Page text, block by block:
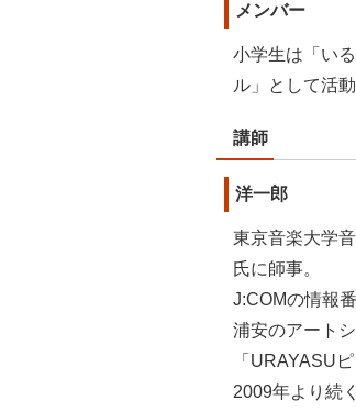
メンバー
小学生は「い
ル」として活
講師
洋一郎
東京音楽大学
氏に師事。
J:COMの情報
浦安のアート
「URAYASU
2009年より続